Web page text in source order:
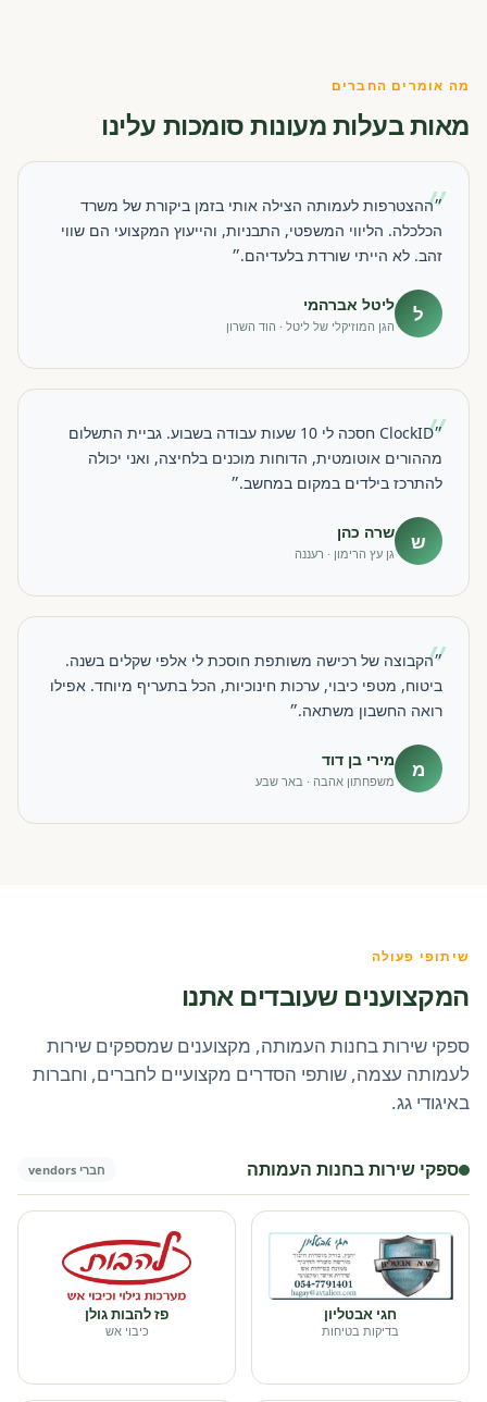
מה אומרים החברים
מאות בעלות מעונות סומכות עלינו
״
״ההצטרפות לעמותה הצילה אותי בזמן ביקורת של משרד
הכלכלה. הליווי המשפטי, התבניות, והייעוץ המקצועי הם שווי
זהב. לא הייתי שורדת בלעדיהם.״
ל ליטל אברהמי
הגן המוזיקלי של ליטל · הוד השרון
״
״ClockID חסכה לי 10 שעות עבודה בשבוע. גביית התשלום
מההורים אוטומטית, הדוחות מוכנים בלחיצה, ואני יכולה
להתרכז בילדים במקום במחשב.״
ש שרה כהן
גן עץ הרימון · רעננה
״
״הקבוצה של רכישה משותפת חוסכת לי אלפי שקלים בשנה.
ביטוח, מטפי כיבוי, ערכות חינוכיות, הכל בתעריף מיוחד. אפילו
רואה החשבון משתאה.״
מ מירי בן דוד
משפחתון אהבה · באר שבע
שיתופי פעולה
המקצוענים שעובדים אתנו
ספקי שירות בחנות העמותה, מקצוענים שמספקים שירות
לעמותה עצמה, שותפי הסדרים מקצועיים לחברים, וחברות
באיגודי גג.
ספקי שירות בחנות העמותה חברי vendors
חגי אבטליון
בדיקות בטיחות
פז להבות גולן
כיבוי אש